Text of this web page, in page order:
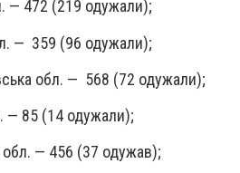
— 472 (219 одужали);
— 359 (96 одужали);
обл. — 568 (72 одужали);
— 85 (14 одужали);
— 456 (37 одужав);